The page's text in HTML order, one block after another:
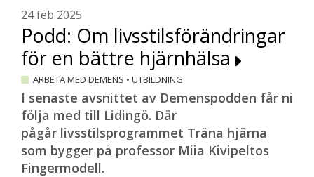
24 feb 2025
Podd: Om livsstilsförändringar
för en bättre hjärnhälsa
ARBETA MED DEMENS • UTBILDNING
I senaste avsnittet av Demenspodden får ni
följa med till Lidingö. Där
pågår livsstilsprogrammet Träna hjärna
som bygger på professor Miia Kivipeltos
Fingermodell.